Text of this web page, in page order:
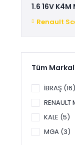
1.6 16V K4M
Renault
Tüm
İBRAŞ (16)
RENAULT
KALE (5)
MGA (3)